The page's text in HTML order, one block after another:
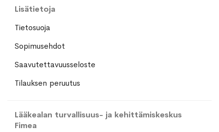
Lisätietoja
Tietosuoja
Sopimusehdot
Saavutettavuusseloste
Tilauksen peruutus
Lääkealan turvallisuus- ja kehittämiskeskus
Fimea